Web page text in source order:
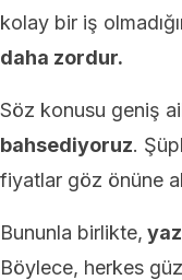
kolay bir iş
daha zordur.
Söz konusu geniş
bahsediyoruz.
fiyatlar göz önüne
Bununla birlikte,
Böylece, herkes